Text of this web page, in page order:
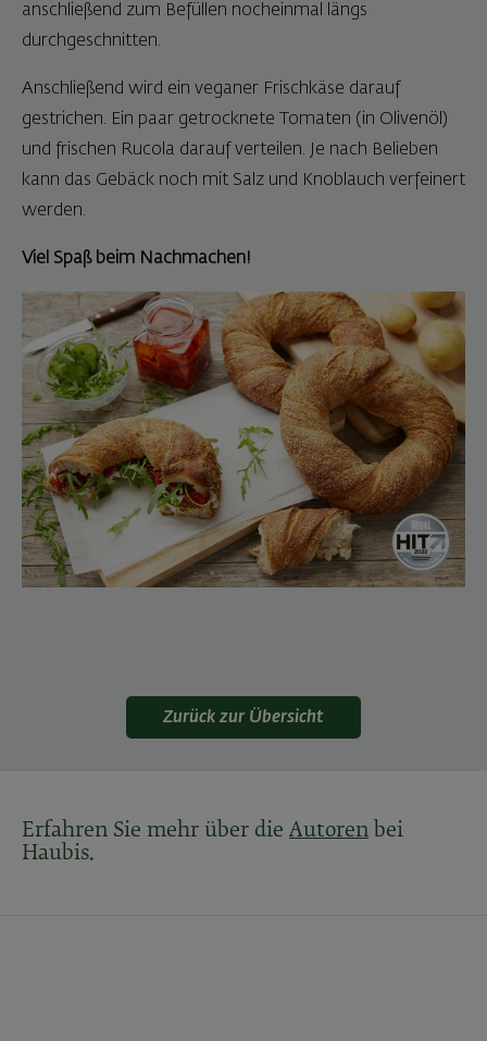
anschließend zum Befüllen nocheinmal längs
durchgeschnitten.
Anschließend wird ein veganer Frischkäse darauf
gestrichen. Ein paar getrocknete Tomaten (in Olivenöl)
und frischen Rucola darauf verteilen. Je nach Belieben
kann das Gebäck noch mit Salz und Knoblauch verfeinert
werden.
Viel Spaß beim Nachmachen!
Zurück zur Übersicht
Erfahren Sie mehr über die Autoren bei
Haubis.